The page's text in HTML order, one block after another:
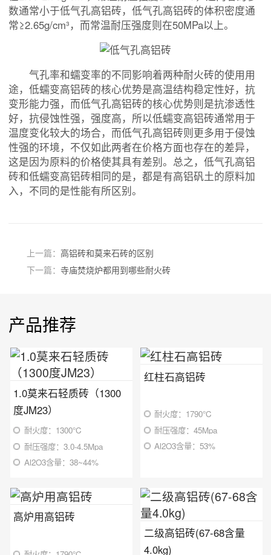
数通常小于低气孔高铝砖，低气孔高铝砖的体积密度通
常≥2.65g/cm³，而常温耐压强度则在50MPa以上。
气孔率和蠕变率的不同影响着两种耐火砖的使用用
途，低蠕变高铝砖的核心优势是高温结构稳定性好，抗
变形能力强，而低气孔高铝砖的核心优势则是抗渗透性
好，抗侵蚀性强，强度高，所以低蠕变高铝砖通常用于
温度变化较大的场合，而低气孔高铝砖则更多用于侵蚀
性强的环境，不仅如此两者在价格方面也存在的差异，
这是因为原料的价格使其具有差别。总之，低气孔高铝
砖和低蠕变高铝砖相同的是，都是有高铝矾土的原料加
入，不同的是性能有所区别。
上一篇： 高铝砖和莫来石砖的区别
下一篇： 寺庙焚烧炉都用到哪些耐火砖
产品推荐
1.0莫来石轻质砖（1300
度JM23）
耐火度：1300℃
耐压强度：3.0-4.5Mpa
Al2O3含量：38~44%
红柱石高铝砖
耐火度：1790℃
耐压强度：45Mpa
Al2O3含量：53%
高炉用高铝砖
二级高铝砖(67-68含量
4.0kg)